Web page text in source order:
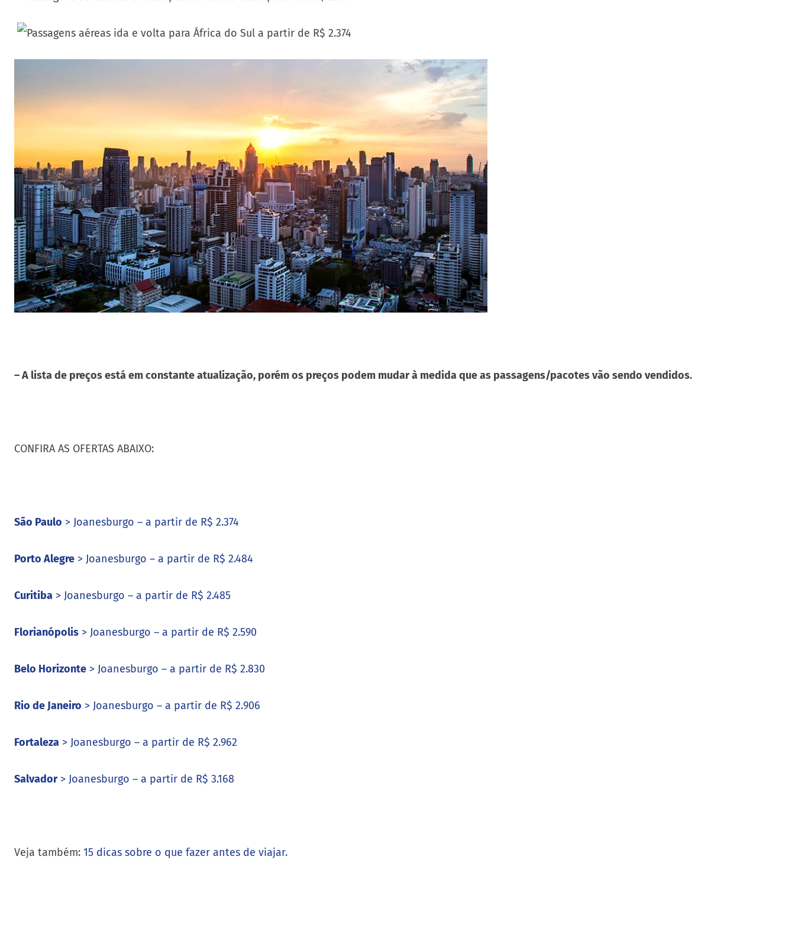
– A lista de preços está em constante atualização, porém os preços podem mudar à medida que as passagens/pacotes vão sendo vendidos.
CONFIRA AS OFERTAS ABAIXO:
São Paulo > Joanesburgo – a partir de R$ 2.374
Porto Alegre > Joanesburgo – a partir de R$ 2.484
Curitiba > Joanesburgo – a partir de R$ 2.485
Florianópolis > Joanesburgo – a partir de R$ 2.590
Belo Horizonte > Joanesburgo – a partir de R$ 2.830
Rio de Janeiro > Joanesburgo – a partir de R$ 2.906
Fortaleza > Joanesburgo – a partir de R$ 2.962
Salvador> Joanesburgo – a partir de R$ 3.168
Veja também: 15 dicas sobre o que fazer antes de viajar.